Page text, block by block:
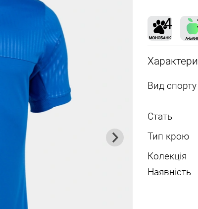
Вид спорту
Стать
Тип крою
Колекція
Наявність